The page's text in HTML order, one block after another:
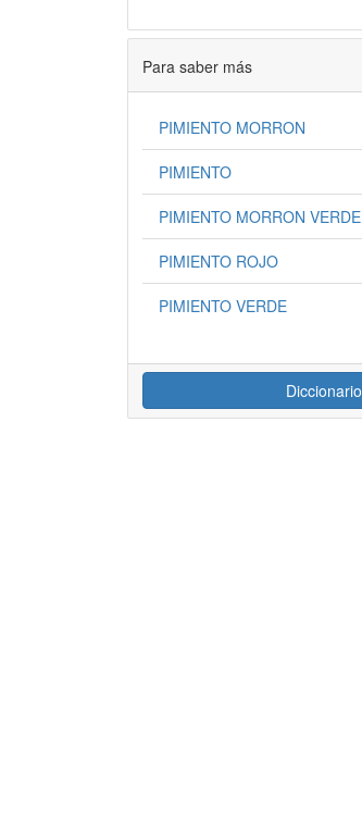
Para saber más
PIMIENTO MORRON
PIMIENTO
PIMIENTO MORRON VERDE
PIMIENTO ROJO
PIMIENTO VERDE
Diccionario